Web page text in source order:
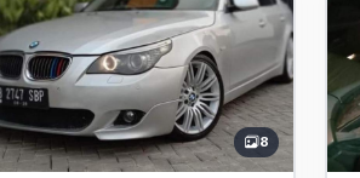
8